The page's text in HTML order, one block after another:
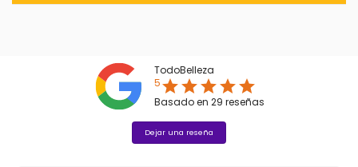
TodoBelleza
5starstarstarstarstar
Basado en 29 reseñas
Dejar una reseña